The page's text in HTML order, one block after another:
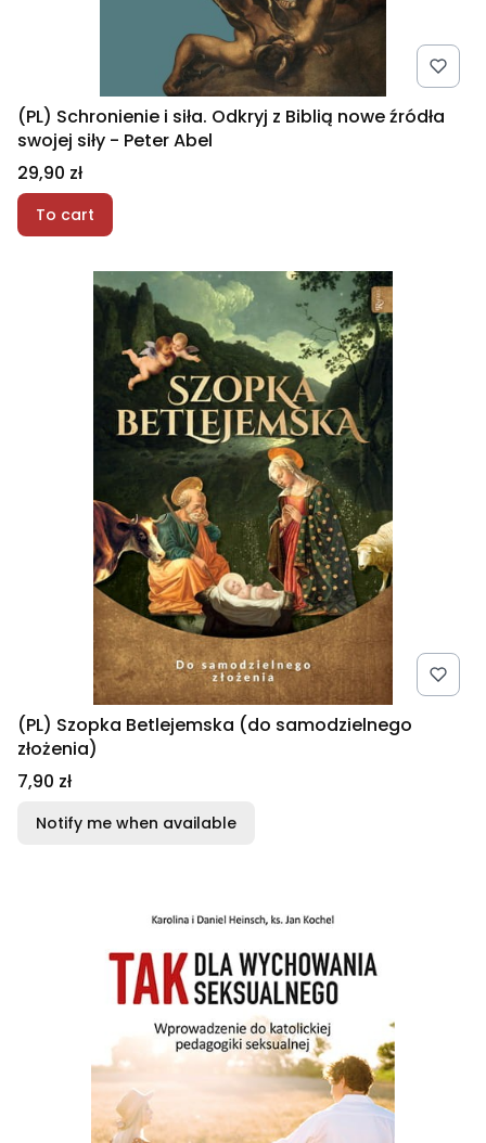
(PL) Schronienie i siła. Odkryj z Biblią nowe źródła
swojej siły - Peter Abel
Price
29,90 zł
To cart
(PL) Szopka Betlejemska (do samodzielnego
złożenia)
Price
7,90 zł
Notify me when available